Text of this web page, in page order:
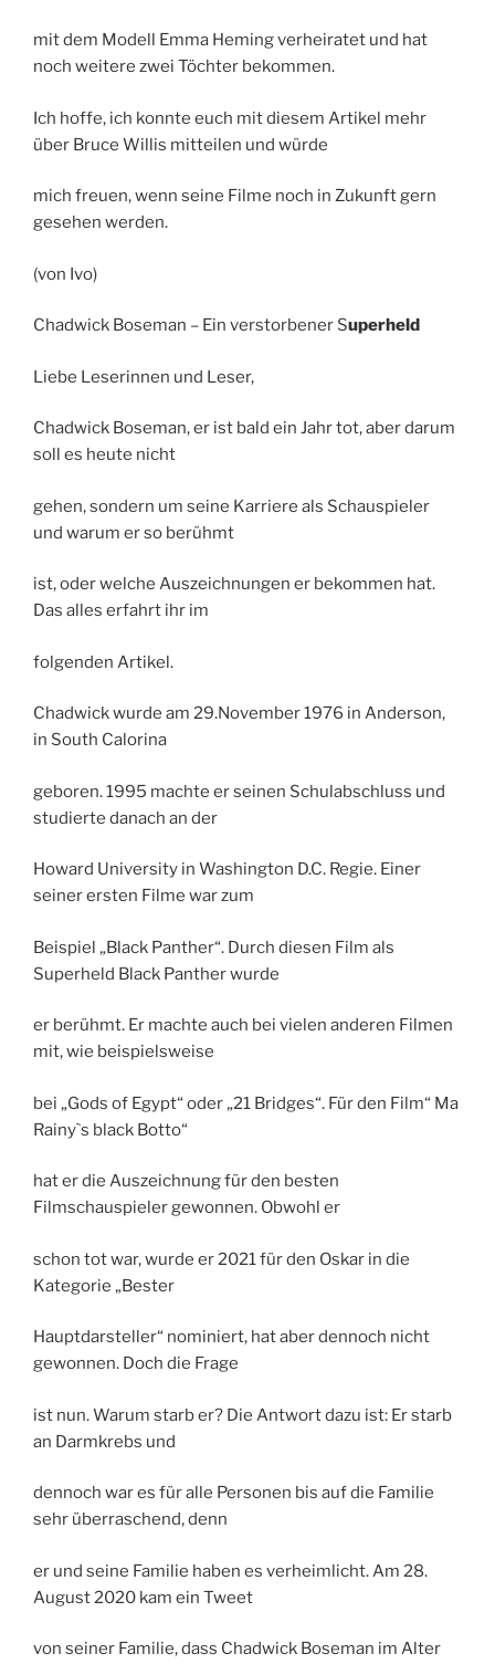
mit dem Modell Emma Heming verheiratet und hat
noch weitere zwei Töchter bekommen.
Ich hoffe, ich konnte euch mit diesem Artikel mehr
über Bruce Willis mitteilen und würde
mich freuen, wenn seine Filme noch in Zukunft gern
gesehen werden.
(von Ivo)
Chadwick Boseman – Ein verstorbener Superheld
Liebe Leserinnen und Leser,
Chadwick Boseman, er ist bald ein Jahr tot, aber darum
soll es heute nicht
gehen, sondern um seine Karriere als Schauspieler
und warum er so berühmt
ist, oder welche Auszeichnungen er bekommen hat.
Das alles erfahrt ihr im
folgenden Artikel.
Chadwick wurde am 29.November 1976 in Anderson,
in South Calorina
geboren. 1995 machte er seinen Schulabschluss und
studierte danach an der
Howard University in Washington D.C. Regie. Einer
seiner ersten Filme war zum
Beispiel „Black Panther“. Durch diesen Film als
Superheld Black Panther wurde
er berühmt. Er machte auch bei vielen anderen Filmen
mit, wie beispielsweise
bei „Gods of Egypt“ oder „21 Bridges“. Für den Film“ Ma
Rainy`s black Botto“
hat er die Auszeichnung für den besten
Filmschauspieler gewonnen. Obwohl er
schon tot war, wurde er 2021 für den Oskar in die
Kategorie „Bester
Hauptdarsteller“ nominiert, hat aber dennoch nicht
gewonnen. Doch die Frage
ist nun. Warum starb er? Die Antwort dazu ist: Er starb
an Darmkrebs und
dennoch war es für alle Personen bis auf die Familie
sehr überraschend, denn
er und seine Familie haben es verheimlicht. Am 28.
August 2020 kam ein Tweet
von seiner Familie, dass Chadwick Boseman im Alter